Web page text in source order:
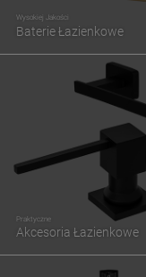
Wysokiej Jakości
Baterie Łazienkowe
Praktyczne
Akcesoria Łazienkowe